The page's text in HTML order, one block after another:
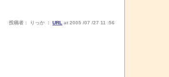
投稿者： りっか ： URL at 2005 /07 /27 11 :56